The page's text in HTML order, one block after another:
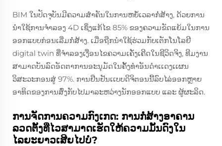
BIM ໃນປັດຈຸບັນມີຄວາມສຳຄັນໃນການຫຍໍ້ເວລາກໍ່ສ້າງ, ດ້ວຍການ
ນຳໃຊ້ການຈຳລອງ 4D ເຊິ່ງແກ້ໄຂ 85% ຂອງຄວາມຂັດແຍ້ມໃນການ
ອອກແບບກ່ອນເລີ່ມກໍ່ສ້າງ. ເມື່ອຖືກນຳໃຊ້ຮ່ວມກັບເຕັກໂນໂລຢີ
digital twin ທີ່ຈຳລອງເງື່ອນໄຂຄວາມເຄັ່ງເຄີດໃນຊີວິດຈິງ, ທີມງານ
ສາມາດບັນລົດອັດຕາການອະນຸມັດໃນຄັ້ງທຳອັນດຳເເດງເເຜນ
ວິສະວະກອນສູ່ 97%. ການຢືນຢັນເເບບດິຈິຕອນນີ້ລົບໄລ່ອອກຫຼາຍ
ອາທິດຂອງການສົ່ງກັບໄປມາລະຫວ່າງນັກອອກແບບ ແລະ ຜູ້ຜະລິດ.
ການຈັດການຄວາມກົງເກດ: ການກໍ່ສ້າງອາຄານ
ລວດຕັ້ງທີ່ໄວສາມາດເຮັດໃຫ້ຄວາມມັ້ນດົງໃນ
ໄລຍະຍາວເສີຍໄປບໍ່?